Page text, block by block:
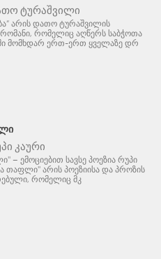
ტურაშვილი
არის დათო ტურაშვილის
რომელიც აღწერს საბჭოთა
მომხდარ ერთ-ერთ ყველაზე დრ
კაური
– ემოციებით სავსე პოეზია რუპი
თაფლი" არის პოეზიისა და პროზის
რომელიც მკ